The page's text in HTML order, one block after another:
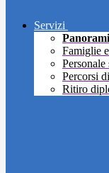
Servizi
Famiglie
Personale
Percorsi
Ritiro